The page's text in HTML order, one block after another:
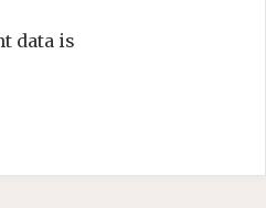
data is